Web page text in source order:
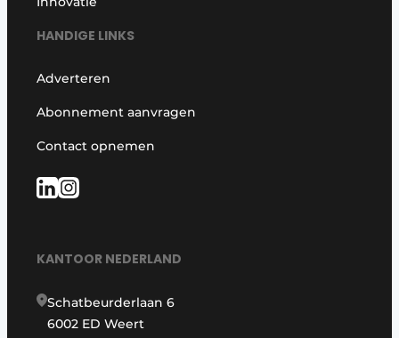
HANDIGE LINKS
Adverteren
Abonnement aanvragen
Contact opnemen
KANTOOR NEDERLAND
Schatbeurderlaan 6
6002 ED Weert